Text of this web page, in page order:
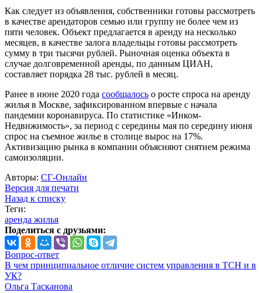
Как следует из объявления, собственники готовы рассмотреть
в качестве арендаторов семью или группу не более чем из
пяти человек. Объект предлагается в аренду на несколько
месяцев, в качестве залога владельцы готовы рассмотреть
сумму в три тысячи рублей. Рыночная оценка объекта в
случае долговременной аренды, по данным ЦИАН,
составляет порядка 28 тыс. рублей в месяц.
Ранее в июне 2020 года сообщалось о росте спроса на аренду
жилья в Москве, зафиксированном впервые с начала
пандемии коронавируса. По статистике «Инком-
Недвижимость», за период с середины мая по середину июня
спрос на съемное жилье в столице вырос на 17%.
Активизацию рынка в компании объясняют снятием режима
самоизоляции.
Авторы: СГ-Онлайн
Версия для печати
Назад к списку
Теги:
аренда жилья
Поделиться с друзьями:
Вопрос-ответ
В чем принципиальное отличие систем управления в ТСН и в
УК?
Ольга Тасканова